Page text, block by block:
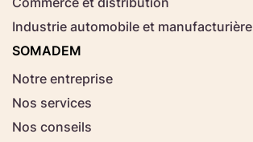
Industrie automobile et manufacturière
SOMADEM
Notre entreprise
Nos services
Nos conseils